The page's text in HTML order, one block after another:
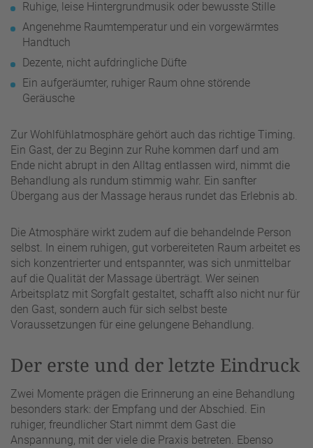
Ruhige, leise Hintergrundmusik oder bewusste Stille
Angenehme Raumtemperatur und ein vorgewärmtes
Handtuch
Dezente, nicht aufdringliche Düfte
Ein aufgeräumter, ruhiger Raum ohne störende
Geräusche
Zur Wohlfühlatmosphäre gehört auch das richtige Timing.
Ein Gast, der zu Beginn zur Ruhe kommen darf und am
Ende nicht abrupt in den Alltag entlassen wird, nimmt die
Behandlung als rundum stimmig wahr. Ein sanfter
Übergang aus der Massage heraus rundet das Erlebnis ab.
Die Atmosphäre wirkt zudem auf die behandelnde Person
selbst. In einem ruhigen, gut vorbereiteten Raum arbeitet es
sich konzentrierter und entspannter, was sich unmittelbar
auf die Qualität der Massage überträgt. Wer seinen
Arbeitsplatz mit Sorgfalt gestaltet, schafft also nicht nur für
den Gast, sondern auch für sich selbst beste
Voraussetzungen für eine gelungene Behandlung.
Der erste und der letzte Eindruck
Zwei Momente prägen die Erinnerung an eine Behandlung
besonders stark: der Empfang und der Abschied. Ein
ruhiger, freundlicher Start nimmt dem Gast die
Anspannung, mit der viele die Praxis betreten. Ebenso